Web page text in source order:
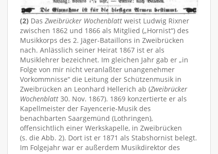
(2) Das Zweibrücker Wochenblatt weist Ludwig Rixner
zwischen 1862 und 1866 als Mitglied („Hornist“) des
Musikkorps des 2. Jäger-Bataillons in Zweibrücken
nach. Anlässlich seiner Heirat 1867 ist er als
Musiklehrer bezeichnet. Im gleichen Jahr gab er „in
Folge von mir nicht veranlaßter unangenehmer
Vorkommnisse“ die Leitung der Schützenmusik in
Zweibrücken an Leonhard Hellerich ab (Zweibrücker
Wochenblatt 30. Nov. 1867). 1869 konzertierte er als
Kapellmeister der Fayencerie-Musik des
benachbarten Saargemünd (Lothringen),
offensichtlich einer Werkskapelle, in Zweibrücken
(s. die Abb. 2). Dort ist er 1871 als Stabshornist belegt.
Im Folgejahr war er außerdem Musikdirektor des